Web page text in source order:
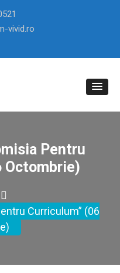
vivid.ro
Pentru
Octombrie)
Curriculum” (06